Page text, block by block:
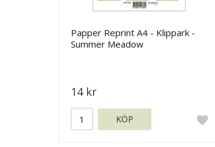
Papper Reprint A4 - Klippark -
Summer Meadow
14 kr
KÖP